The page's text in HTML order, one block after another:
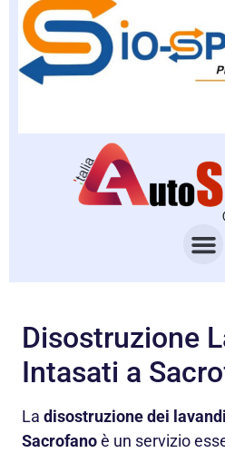
Disostruzione
Intasati a
La disostruzione dei
Sacrofanoè un servizio